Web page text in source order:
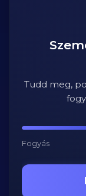
Tudd meg,
Fogyás